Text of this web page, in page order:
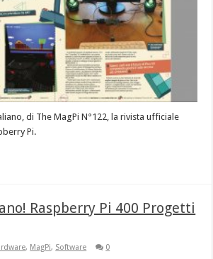
di The MagPi N°122, la rivista ufficiale
Pi.
Raspberry Pi 400 Progetti
, MagPi, Software 0